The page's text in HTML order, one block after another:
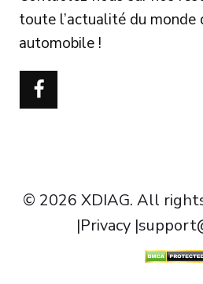
toute l’actualité du monde
automobile !
© 2026 XDIAG. All
|Privacy|